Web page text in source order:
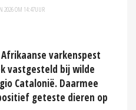
2026 OM 14:47UUR
varkenspest
vastgesteld bij wilde
Catalonië. Daarmee
geteste dieren op